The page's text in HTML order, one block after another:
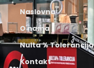
Naslovna
O nama
Nulta % Tolerancija
Kontakt